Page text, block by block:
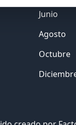
Junio
Agosto
Octubre